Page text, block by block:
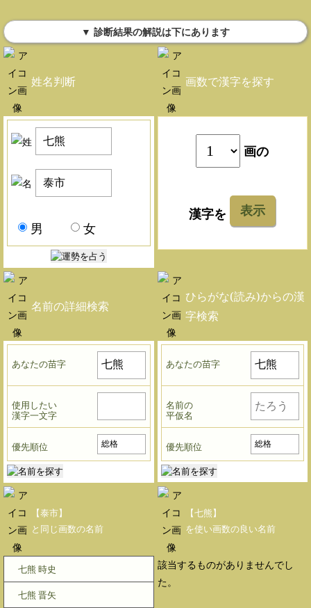
▼ 診断結果の解説は下にあります
姓名判断
男 女
画数で漢字を探す
画の
漢字を 表示
名前の詳細検索
あなたの苗字
使用したい
漢字一文字
優先順位
ひらがな(読み)からの漢
字検索
あなたの苗字
名前の
平仮名
優先順位
【泰市】
と同じ画数の名前
七熊 時史
七熊 晋矢
【七熊】
を使い画数の良い名前
該当するものがありませんでし
た。